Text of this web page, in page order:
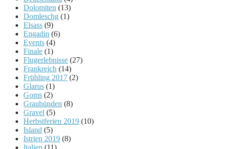
Dolomiten (13)
Domleschg (1)
Elsass (9)
Engadin (6)
Events (4)
Finale (1)
Flugerlebnisse (27)
Frankreich (14)
Frühling 2017 (2)
Glarus (1)
Goms (2)
Graubünden (8)
Gravel (5)
Herbstferien 2019 (10)
Island (5)
Istrien 2019 (8)
Italien (11)